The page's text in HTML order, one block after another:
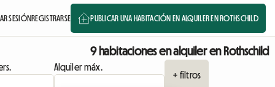
SESIÓNREGISTRARSE PUBLICAR UNA HABITACIÓN EN ALQUILER EN ROTHSCHILD
9 habitaciones en alquiler en Rothschild
Alquiler máx.
+ filtros